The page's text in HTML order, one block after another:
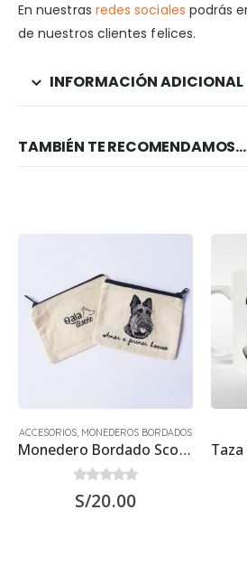
En nuestras redes sociales podrás
de nuestros clientes felices.
INFORMACIÓN ADICIONAL
TAMBIÉN TE RECOMENDAMOS…
ACCESORIOS, MONEDEROS BORDADOS
Monedero Bordado Scottish Terrier
0out of 5
S/20.00